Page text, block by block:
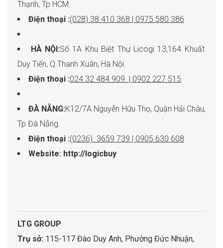
Thạnh, Tp HCM.
Điện thoại :(028) 38 410 368 | 0975 580 386
HÀ NỘI:Số 1A Khu Biệt Thự Licogi 13,164 Khuất
Duy Tiến, Q.Thanh Xuân, Hà Nội.
Điện thoại :024 32 484 909 | 0902 227 515
ĐÀ NẴNG:K12/7A Nguyễn Hữu Thọ, Quận Hải Châu,
Tp Đà Nẵng.
Điện thoại :(0236) 3659 739 | 0905 630 608
Website: http://logicbuy
LTG GROUP
Trụ sở: 115-117 Đào Duy Anh, Phường Đức Nhuận,